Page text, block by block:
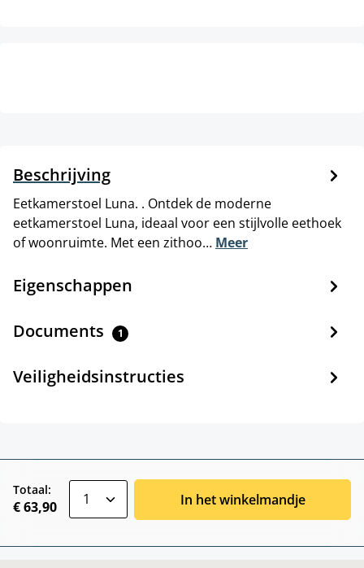
Beschrijving
Eetkamerstoel Luna. . Ontdek de moderne
eetkamerstoel Luna, ideaal voor een stijlvolle eethoek
of woonruimte. Met een zithoo… Meer
Eigenschappen
Documents 1
Veiligheidsinstructies
Totaal:
€ 63,90 In het winkelmandje